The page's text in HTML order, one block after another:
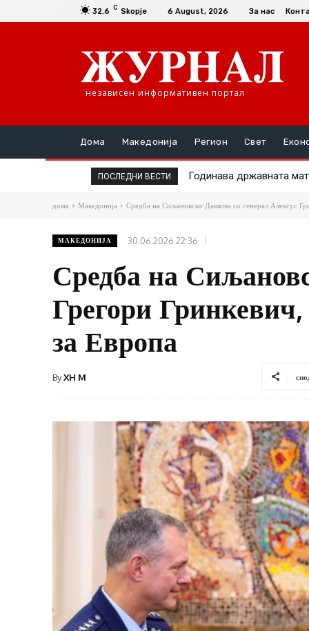
32.6 C Skopje 6 August, 2026 За нас
независен информативен портал
Дома Македонија Регион Свет
ПОСЛЕДНИ ВЕСТИ Во тек е исплатата на
дома Македонија Средба на Сиљановска-Давкова со генерал Алексус
МАКЕДОНИЈА 30.06.2026 22:36
Средба на
Грегори
за Европа
ByXH M